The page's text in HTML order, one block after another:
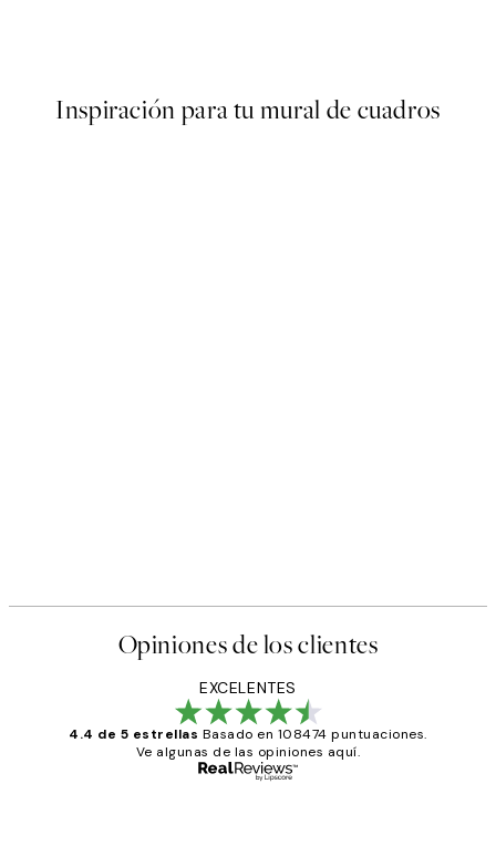
Inspiración para tu mural de cuadros
Opiniones de los clientes
EXCELENTES
4.4 de 5 estrellas Basado en 108474 puntuaciones.
Ve algunas de las opiniones aquí.